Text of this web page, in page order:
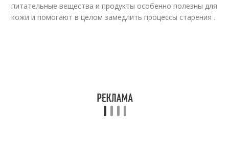
питательные вещества и продукты особенно полезны для
кожи и помогают в целом замедлить процессы старения .